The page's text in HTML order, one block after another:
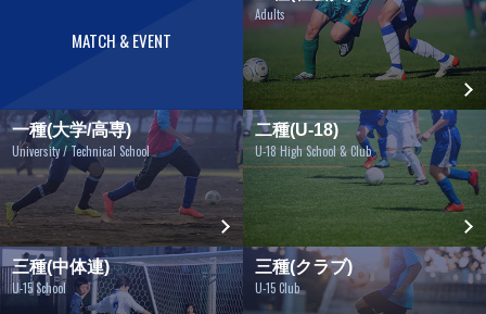
MATCH & EVENT
Adults
一種(大学/高専)
University / Technical School
二種(U-18)
U-18 High School & Club
三種(中体連)
U-15 School
三種(クラブ)
U-15 Club